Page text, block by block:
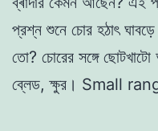
প্রশ্ন শুনে চোর হঠাৎ ঘাবড়ে
তো? চোরের সঙ্গে
ব্লেড, ক্ষুর। Small